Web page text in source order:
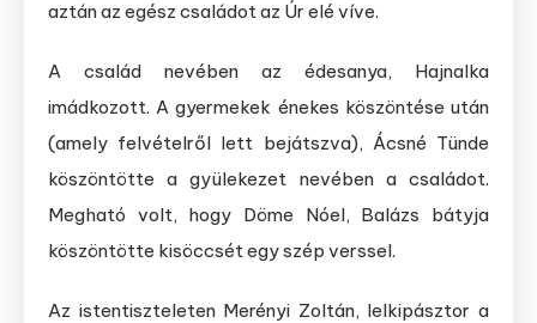
aztán az egész családot az Úr elé víve.
A család nevében az édesanya, Hajnalka
imádkozott. A gyermekek énekes köszöntése után
(amely felvételről lett bejátszva), Ácsné Tünde
köszöntötte a gyülekezet nevében a családot.
Megható volt, hogy Döme Nóel, Balázs bátyja
köszöntötte kisöccsét egy szép verssel.
Az istentiszteleten Merényi Zoltán, lelkipásztor a